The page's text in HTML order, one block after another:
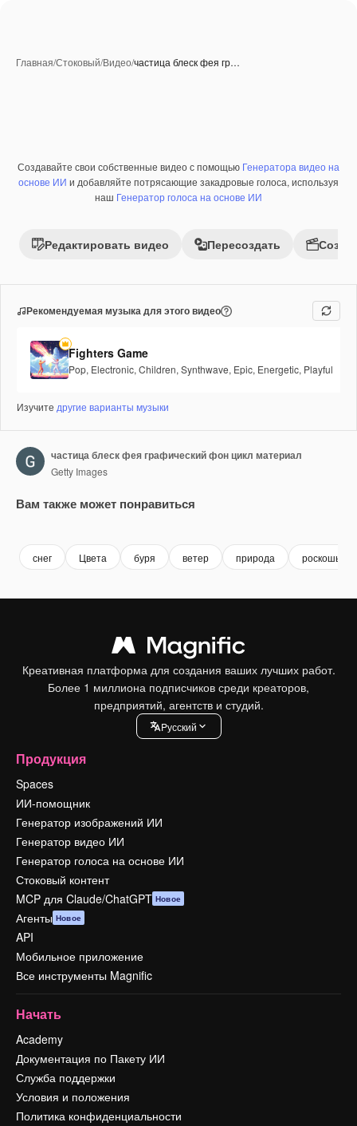
Главная/Стоковый/Видео/частица блеск фея гр…
Премиум
Создавайте свои собственные видео с помощью Генератора видео на
основе ИИ и добавляйте потрясающие закадровые голоса, используя
наш Генератор голоса на основе ИИ
Редактировать видео Пересоздать
Рекомендуемая музыка для этого видео
Fighters Game
Pop, Electronic, Children, Synthwave, Epic, Energetic, Playful
Изучите другие варианты музыки
частица блеск фея графический фон цикл материал
Getty Images
Вам также может понравиться
снег Цвета буря ветер природа роскошь
Креативная платформа для создания ваших лучших работ.
Более 1 миллиона подписчиков среди креаторов,
предприятий, агентств и студий.
Pусский
Продукция
Spaces
ИИ-помощник
Генератор изображений ИИ
Генератор видео ИИ
Генератор голоса на основе ИИ
Стоковый контент
MCP для Claude/ChatGPT Новое
Агенты Новое
API
Мобильное приложение
Все инструменты Magnific
Начать
Academy
Документация по Пакету ИИ
Служба поддержки
Условия и положения
Политика конфиденциальности